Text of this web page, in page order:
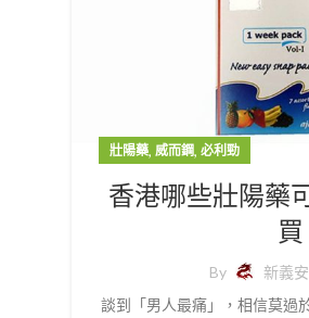
壯陽藥, 威而鋼, 必利勁
香港哪些壯陽藥
買
By
新義
談到「男人最痛」，相信莫過